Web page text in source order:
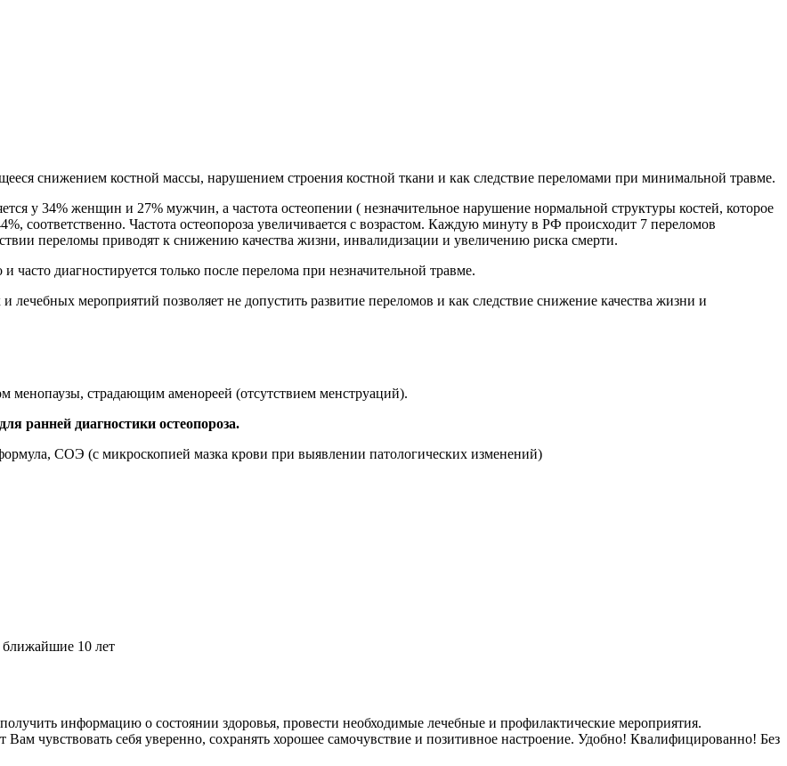
снижением костной массы, нарушением строения костной ткани и как следствие переломами при минимальной травме.
у 34% женщин и 27% мужчин, а частота остеопении ( незначительное нарушение нормальной структуры костей, которое
соответственно. Частота остеопороза увеличивается с возрастом. Каждую минуту в РФ происходит 7 переломов
переломы приводят к снижению качества жизни, инвалидизации и увеличению риска смерти.
диагностируется только после перелома при незначительной травме.
лечебных мероприятий позволяет не допустить развитие переломов и как следствие снижение качества жизни и
страдающим аменореей (отсутствием менструаций).
ранней диагностики остеопороза.
СОЭ (с микроскопией мазка крови при выявлении патологических изменений)
ближайшие 10 лет
информацию о состоянии здоровья, провести необходимые лечебные и профилактические мероприятия.
чувствовать себя уверенно, сохранять хорошее самочувствие и позитивное настроение. Удобно! Квалифицированно! Без